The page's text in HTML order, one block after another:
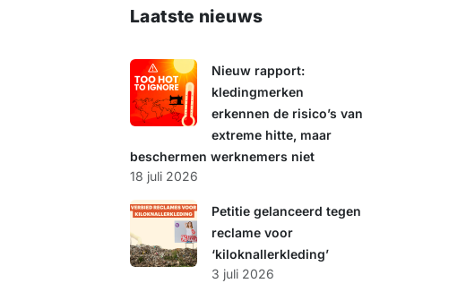
k
n
Laatste nieuws
Nieuw rapport:
kledingmerken
erkennen de risico’s van
extreme hitte, maar
beschermen werknemers niet
18 juli 2026
Petitie gelanceerd tegen
reclame voor
‘kiloknallerkleding’
3 juli 2026